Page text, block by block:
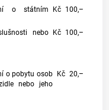
o státním
Kč 100,–
nebo Kč 100,–
o pobytu osob
nebo jeho
Kč 20,–